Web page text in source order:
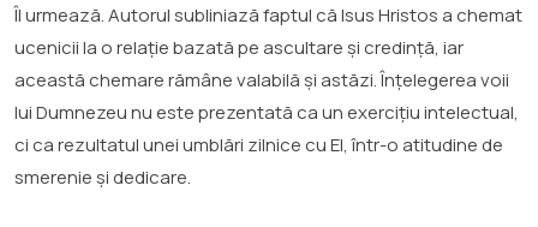
Îl urmează. Autorul subliniază faptul că Isus Hristos a chemat
ucenicii la o relație bazată pe ascultare și credință, iar
această chemare rămâne valabilă și astăzi. Înțelegerea voii
lui Dumnezeu nu este prezentată ca un exercițiu intelectual,
ci ca rezultatul unei umblări zilnice cu El, într-o atitudine de
smerenie și dedicare.